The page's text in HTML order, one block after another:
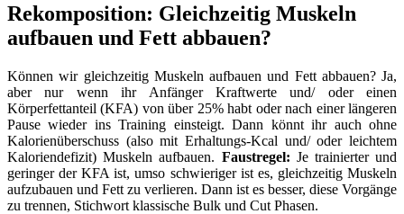
Rekomposition: Gleichzeitig Muskeln
aufbauen und Fett abbauen?
Können wir gleichzeitig Muskeln aufbauen und Fett abbauen? Ja,
aber nur wenn ihr Anfänger Kraftwerte und/ oder einen
Körperfettanteil (KFA) von über 25% habt oder nach einer längeren
Pause wieder ins Training einsteigt. Dann könnt ihr auch ohne
Kalorienüberschuss (also mit Erhaltungs-Kcal und/ oder leichtem
Kaloriendefizit) Muskeln aufbauen. Faustregel: Je trainierter und
geringer der KFA ist, umso schwieriger ist es, gleichzeitig Muskeln
aufzubauen und Fett zu verlieren. Dann ist es besser, diese Vorgänge
zu trennen, Stichwort klassische Bulk und Cut Phasen.